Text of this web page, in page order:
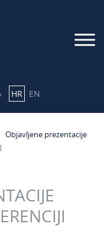
HR EN
Objavljene prezentacije